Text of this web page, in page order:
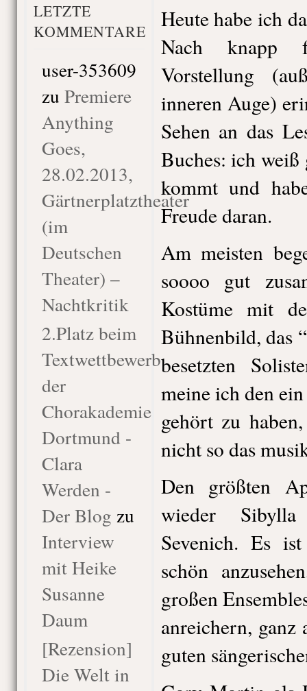
LETZTE
KOMMENTARE
user-353609
zu Premiere
Anything
Goes,
28.02.2013,
Gärtnerplatztheater
(im
Deutschen
Theater) –
Nachtkritik
2.Platz beim
Textwettbewerb
der
Chorakademie
Dortmund -
Clara
Werden -
Der Blog zu
Interview
mit Heike
Susanne
Daum
[Rezension]
Die Welt in
Heute habe ich
Nach knapp
Vorstellung
inneren Auge)
Sehen an das
Buches: ich weiß
kommt und
Freude daran.
Am meisten
soooo gut
Kostüme mit
Bühnenbild, das
besetzten
meine ich den
gehört zu
nicht so das
Den größten
wieder
Sevenich. Es
schön
großen
anreichern, ganz
guten